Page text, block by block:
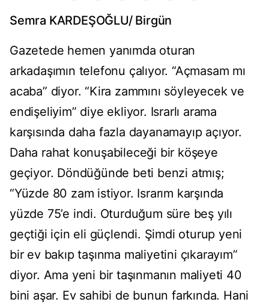
Semra KARDEŞOĞLU/ Birgün
Gazetede hemen yanımda oturan
arkadaşımın telefonu çalıyor. “Açmasam mı
acaba” diyor. “Kira zammını söyleyecek ve
endişeliyim” diye ekliyor. Israrlı arama
karşısında daha fazla dayanamayıp açıyor.
Daha rahat konuşabileceği bir köşeye
geçiyor. Döndüğünde beti benzi atmış;
“Yüzde 80 zam istiyor. Israrım karşında
yüzde 75’e indi. Oturduğum süre beş yılı
geçtiği için eli güçlendi. Şimdi oturup yeni
bir ev bakıp taşınma maliyetini çıkarayım”
diyor. Ama yeni bir taşınmanın maliyeti 40
bini aşar. Ev sahibi de bunun farkında. Hani